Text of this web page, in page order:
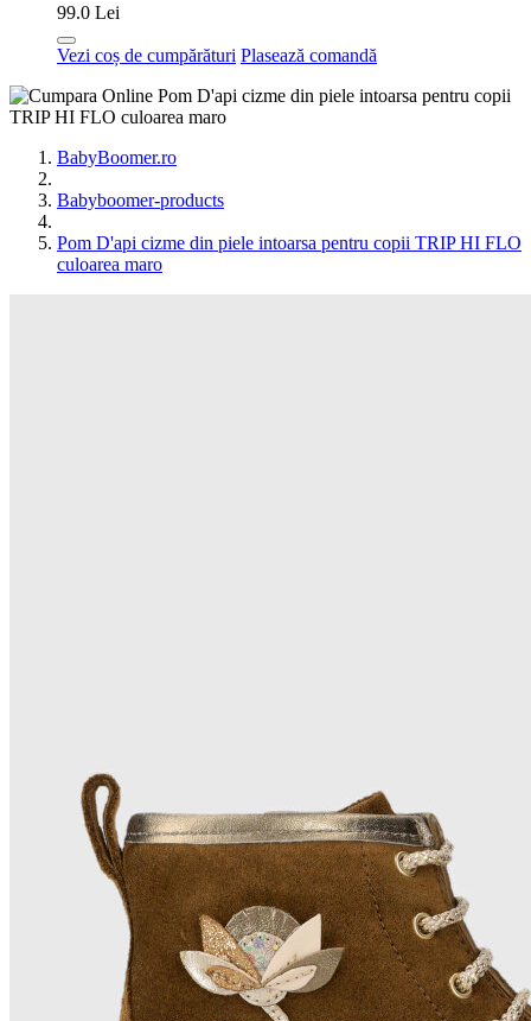
99.0 Lei
Vezi coș de cumpărături Plasează comandă
BabyBoomer.ro
Babyboomer-products
Pom D'api cizme din piele intoarsa pentru copii TRIP HI FLO
culoarea maro